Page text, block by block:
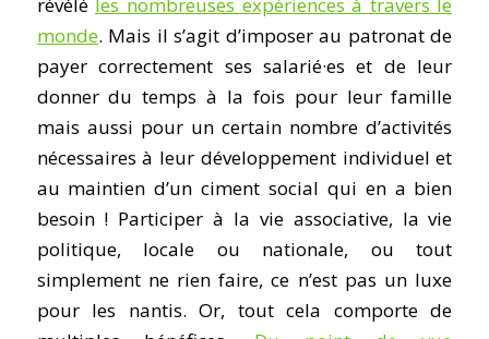
monde. Mais il s’agit d’imposer au patronat de
payer correctement ses salarié·es et de leur
donner du temps à la fois pour leur famille
mais aussi pour un certain nombre d’activités
nécessaires à leur développement individuel et
au maintien d’un ciment social qui en a bien
besoin ! Participer à la vie associative, la vie
politique, locale ou nationale, ou tout
simplement ne rien faire, ce n’est pas un luxe
pour les nantis. Or, tout cela comporte de